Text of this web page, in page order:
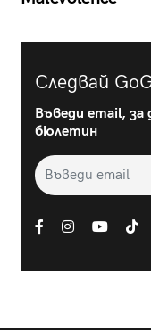
Следвай
Въведи email, за
бюлетин